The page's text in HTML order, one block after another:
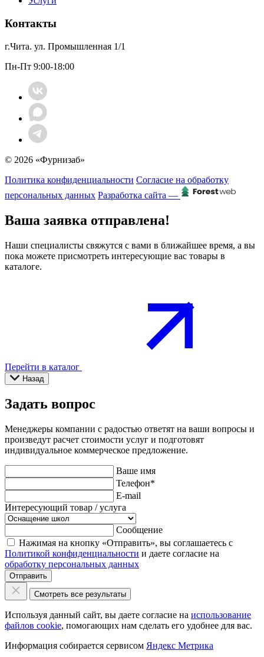
Контакты
г.Чита. ул. Промышленная 1/1
Пн-Пт 9:00-18:00
© 2026 «Фурнизаб»
Политика конфиденциальности Согласие на обработку
персональных данных Разработка сайта —
Ваша заявка отправлена!
Наши специалисты свяжутся с вами в ближайшее время, а вы
пока можете присмотреть интересующие вас товары в
каталоге.
Перейти в каталог
Назад
Задать вопрос
Менеджеры компании с радостью ответят на ваши вопросы и
произведут расчет стоимости услуг и подготовят
индивидуальное коммерческое предложение.
Ваше имя
Телефон*
E-mail
Интересующий товар / услуга
Сообщение
Нажимая на кнопку «Отправить», вы соглашаетесь с
Политикой конфиденциальности и даете согласие на
обработку персональных данных
Отправить
Смотреть все результаты
Используя данный сайт, вы даете согласие на использование
файлов cookie, помогающих нам сделать его удобнее для вас.
Информация собирается сервисом Яндекс Метрика